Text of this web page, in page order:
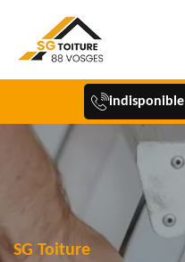
indisponible
SG Toiture